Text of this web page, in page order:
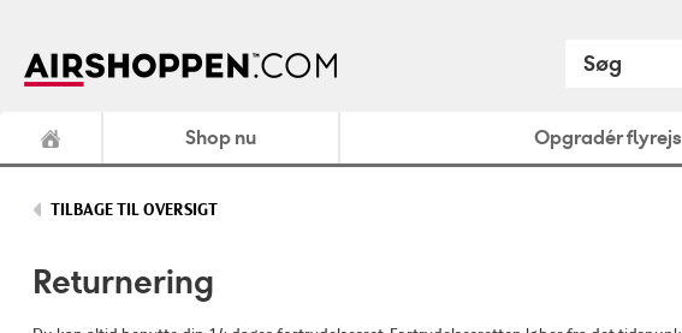
Shop nu Opgradér
TILBAGE TIL OVERSIGT
Returnering